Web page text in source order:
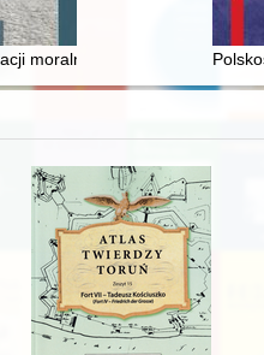
lokalnego mieszczaństwa
moralnej synów szlacheckich